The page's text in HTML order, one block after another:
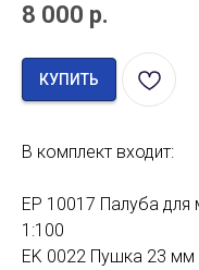
8 000 р.
КУПИТЬ
В комплект входит:
EP 10017 Палуба для
1:100
EK 0022 Пушка 23 мм